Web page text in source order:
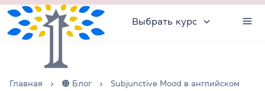
Выбрать курс
Главная 🟠 Блог
Subjunctive Mood в английском